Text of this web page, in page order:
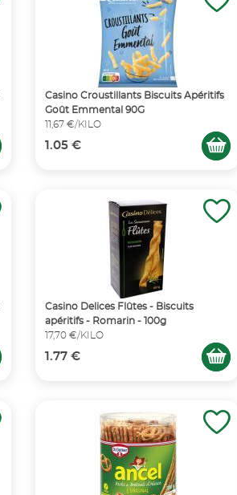
Casino Croustillants Biscuits Apéritifs
Goût Emmental 90G
11,67 €/KILO
1.05 €
Casino Delices Flûtes - Biscuits
apéritifs - Romarin - 100g
17,70 €/KILO
1.77 €